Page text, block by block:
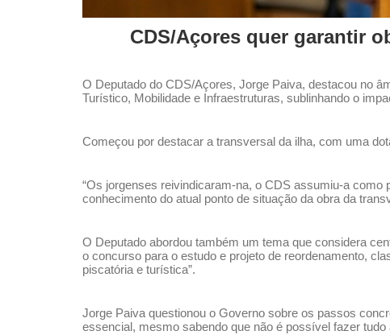
CDS/Açores quer garantir
O Deputado do CDS/Açores, Jorge Paiva, destacou no
Turístico, Mobilidade e Infraestruturas, sublinhando o
Começou por destacar a transversal da ilha, com uma
“Os jorgenses reivindicaram-na, o CDS assumiu-a como
conhecimento do atual ponto de situação da obra da
O Deputado abordou também um tema que considera
o concurso para o estudo e projeto de reordenamento,
piscatória e turística”.
Jorge Paiva questionou o Governo sobre os passos
essencial, mesmo sabendo que não é possível fazer tudo